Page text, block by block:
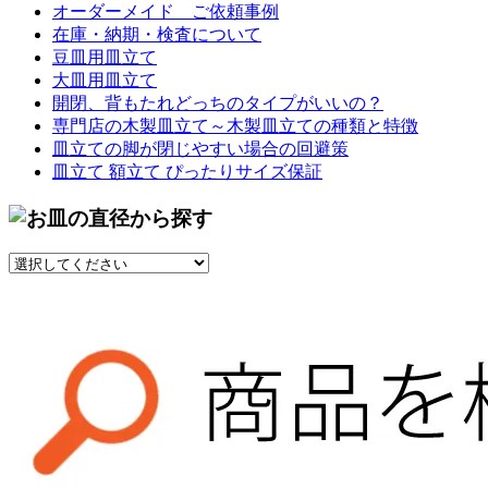
オーダーメイド ご依頼事例
在庫・納期・検査について
豆皿用皿立て
大皿用皿立て
開閉、背もたれどっちのタイプがいいの？
専門店の木製皿立て～木製皿立ての種類と特徴
皿立ての脚が閉じやすい場合の回避策
皿立て 額立て ぴったりサイズ保証